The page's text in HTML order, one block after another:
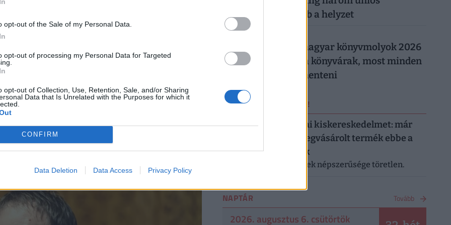
opt-out of the Sale of my Personal Data.
opt-out of processing my Personal Data for Targeted
opt-out of Collection, Use, Retention, Sale, and/or Sharing
Data that Is Unrelated with the Purposes for which it
CONFIRM
Data Deletion Data Access Privacy Policy
közre, a végleges tartalmat újságírónk szerkesztette és
szólhat hozzá.Belépés itt!
itt találod.
Legyél te az első!
országban rosszabb a helyzet
Így trükköznek a magyar könyvmolyok 2026
nyarán: elszálltak a könyvárak, most minden
forintot meg kell menteni
ERRŐL NE MARADJ LE!
Letarolták az európai kiskereskedelmet: már
minden második megvásárolt termék ebbe a
kategóriába tartozik
A saját márkás termékek népszerűsége töretlen.
NAPTÁR Tovább
2026. augusztus 6. csütörtök